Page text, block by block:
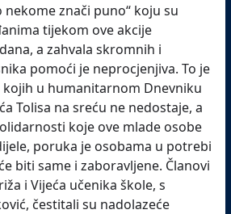
nekome znači puno“ koju su
tijekom ove akcije
a zahvala skromnih i
pomoći je neprocjenjiva. To je
kojih u humanitarnom Dnevniku
Tolisa na sreću ne nedostaje, a
koje ove mlade osobe
poruka je osobama u potrebi
biti same i zaboravljene. Članovi
i Vijeća učenika škole, s
čestitali su nadolazeće